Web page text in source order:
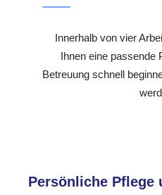
Innerhalb von vier
Ihnen eine passende
Betreuung schnell
Persönliche Pflege